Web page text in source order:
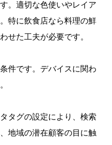
。適切な色使いやレイア
特に飲食店なら料理の鮮
せた工夫が必要です。
件です。デバイスに関わ
タグの設定により、検索
地域の潜在顧客の目に触
【保存版】動画広告の制作か
用まで成功する全プロセス